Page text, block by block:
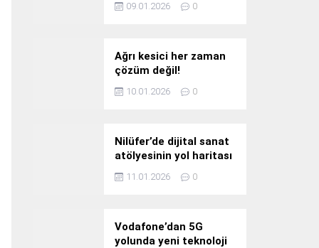
09.01.2026 0
Ağrı kesici her zaman
çözüm değil!
10.01.2026 0
Nilüfer’de dijital sanat
atölyesinin yol haritası
konuşuldu
11.01.2026 0
Vodafone’dan 5G
yolunda yeni teknoloji